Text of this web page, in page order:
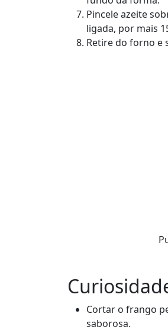
Pincele azeite
ligada, por mais
Retire do forno e
Cortar o frango
saborosa.